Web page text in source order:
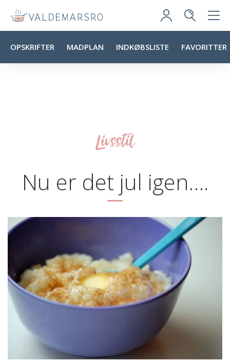
OPSKRIFTER MADPLAN INDKØBSLISTE FAVORITTER
Livsstil
Nu er det jul igen….